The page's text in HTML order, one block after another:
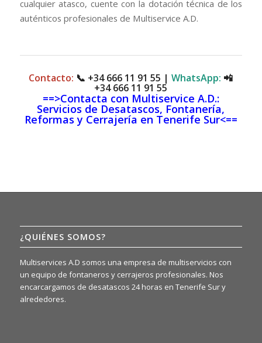
cualquier atasco, cuente con la dotación técnica de los
auténticos profesionales de Multiservice A.D.
Contacto: 📞 +34 666 11 91 55 |WhatsApp: 📲
+34 666 11 91 55
==>Contacta con Multiservice A.D.:
Servicios de Desatascos, Fontanería,
Reformas y Cerrajería en Tenerife Sur<==
¿QUIÉNES SOMOS?
Multiservices A.D somos una empresa de multiservicios con
un equipo de fontaneros y cerrajeros profesionales. Nos
encarcargamos de desatascos 24 horas en Tenerife Sur y
alrededores.